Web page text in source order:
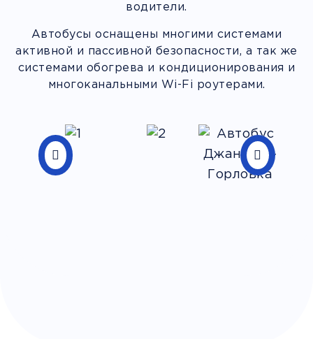
водители.
Автобусы оснащены многими системами
активной и пассивной безопасности, а так же
системами обогрева и кондиционирования и
многоканальными Wi-Fi роутерами.